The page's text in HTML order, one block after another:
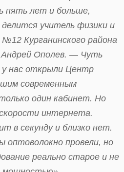
пять лет и больше,
учитель физики и
Курганинского района
Андрей Ополев. — Чуть
у нас открыли Центр
современным
один кабинет. Но
интернета.
в секунду и близко нет.
провели, но
реально старое и не